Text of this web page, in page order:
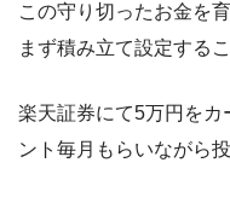
この守り切ったお金を
まず積み立て設定する
楽天証券にて5万円をカ
ント毎月もらいながら